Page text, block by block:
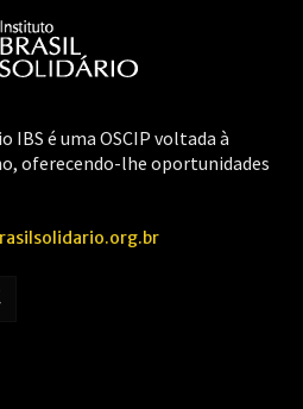
é uma OSCIP voltada à
oferecendo-lhe oportunidades